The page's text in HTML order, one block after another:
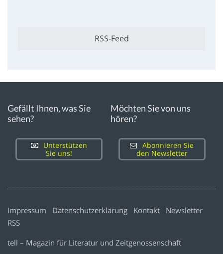
RSS-Feed
Gefällt Ihnen, was Sie
sehen?
Unterstützen
Sie uns!
Möchten Sie von uns
hören?
Abonnieren Sie
den Newsletter
Impressum Datenschutzerklärung Kontakt
Newsletter
RSS
tell – Magazin für Literatur und Zeitgenossenschaft